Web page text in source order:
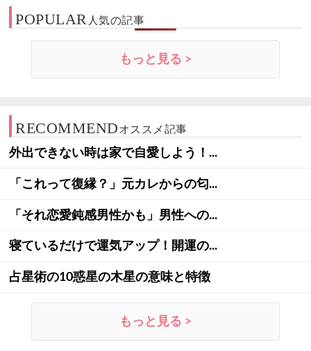
POPULAR人気の記事
もっと見る >
RECOMMENDオススメ記事
外出できない時は家で自愛しよう！...
「これって復縁？」元カレからの匂...
「それ恋愛鈍感男性かも」男性への...
寝ているだけで運気アップ！開運の...
占星術の10惑星の木星の意味と特徴
もっと見る >